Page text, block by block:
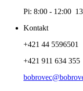
Pi: 8:00 - 12:00
Kontakt
+421 44 5596501
+421 911 634 355